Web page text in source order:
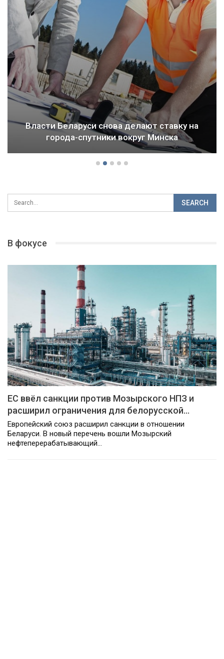
Власти Беларуси снова делают ставку на
города-спутники вокруг Минска
В фокусе
ЕС ввёл санкции против Мозырского НПЗ и
расширил ограничения для белорусской…
Европейский союз расширил санкции в отношении
Беларуси. В новый перечень вошли Мозырский
нефтеперерабатывающий…